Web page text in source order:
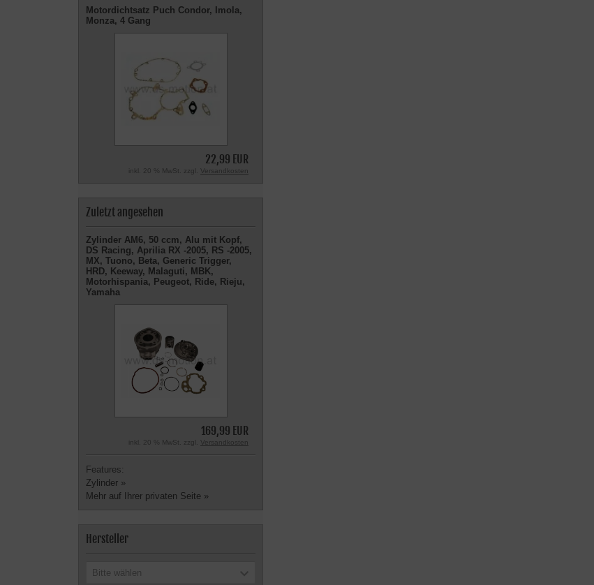
Motordichtsatz Puch Condor, Imola,
Monza, 4 Gang
22,99 EUR
inkl. 20 % MwSt. zzgl. Versandkosten
Zuletzt angesehen
Zylinder AM6, 50 ccm, Alu mit Kopf,
DS Racing, Aprilia RX -2005, RS -2005,
MX, Tuono, Beta, Generic Trigger,
HRD, Keeway, Malaguti, MBK,
Motorhispania, Peugeot, Ride, Rieju,
Yamaha
169,99 EUR
inkl. 20 % MwSt. zzgl. Versandkosten
Features:
Zylinder »
Mehr auf Ihrer privaten Seite »
Hersteller
Bitte wählen